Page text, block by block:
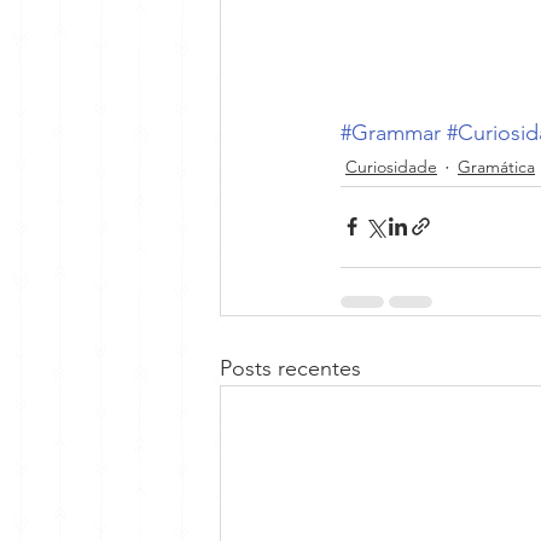
#Grammar
Curiosidade Gramática
Posts recentes